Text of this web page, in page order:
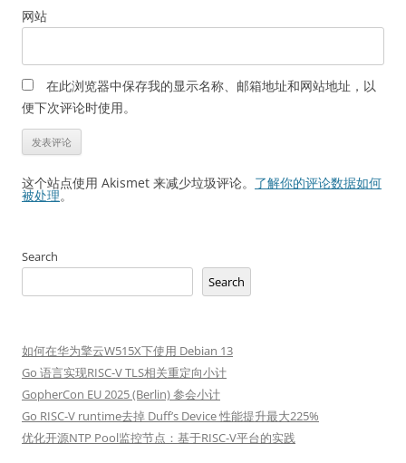
网站
在此浏览器中保存我的显示名称、邮箱地址和网站地址，以
便下次评论时使用。
这个站点使用 Akismet 来减少垃圾评论。 了解你的评论数据如何
被处理。
Search
Search
如何在华为擎云W515X下使用 Debian 13
Go 语言实现RISC-V TLS相关重定向小计
GopherCon EU 2025 (Berlin) 参会小计
Go RISC-V runtime去掉 Duff’s Device 性能提升最大225%
优化开源NTP Pool监控节点：基于RISC-V平台的实践